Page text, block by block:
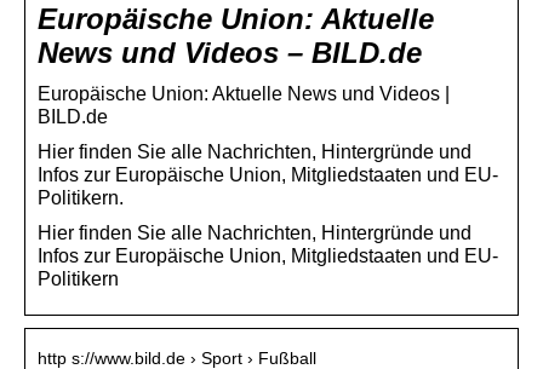
Europäische Union: Aktuelle
News und Videos – BILD.de
Europäische Union: Aktuelle News und Videos |
BILD.de
Hier finden Sie alle Nachrichten, Hintergründe und
Infos zur Europäische Union, Mitgliedstaaten und EU-
Politikern.
Hier finden Sie alle Nachrichten, Hintergründe und
Infos zur Europäische Union, Mitgliedstaaten und EU-
Politikern
http s://www.bild.de › Sport › Fußball